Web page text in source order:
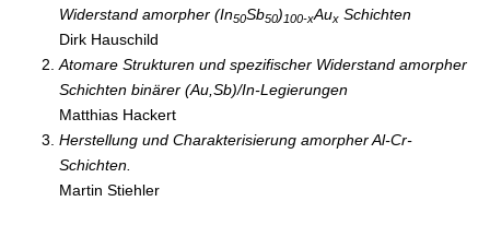
Widerstand amorpher (In50Sb50)100-xAux Schichten
Dirk Hauschild
Atomare Strukturen und spezifischer Widerstand amorpher
Schichten binärer (Au,Sb)/In-Legierungen
Matthias Hackert
Herstellung und Charakterisierung amorpher Al-Cr-
Schichten.
Martin Stiehler